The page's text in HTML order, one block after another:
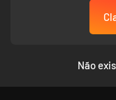
Não